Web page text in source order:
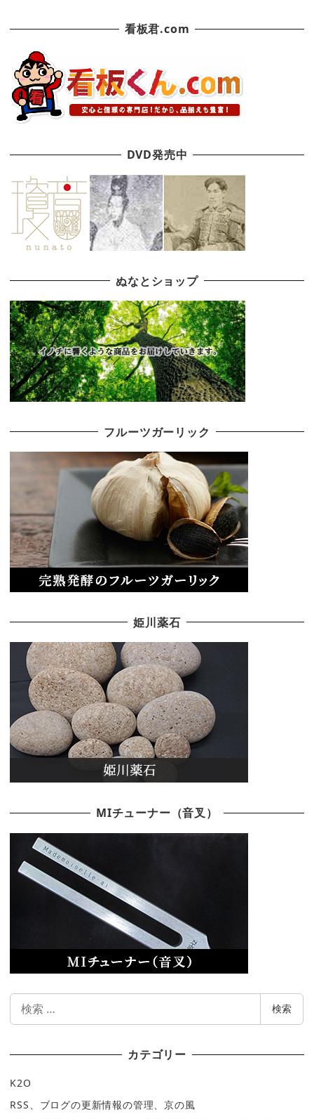
看板君.com
DVD発売中
ぬなとショップ
フルーツガーリック
姫川薬石
MIチューナー（音叉）
検索
カテゴリー
K2O
RSS、ブログの更新情報の管理、京の風